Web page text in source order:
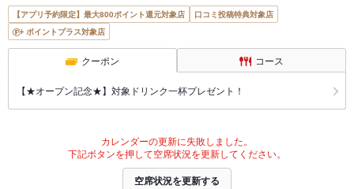
【アプリ予約限定】最大800ポイント還元対象店
口コミ投稿特典対象店
ポイントプラス対象店
クーポン コース
【★オープン記念★】対象ドリンク一杯プレゼント！
カレンダーの更新に失敗しました。
下記ボタンを押して空席状況を更新してください。
空席状況を更新する